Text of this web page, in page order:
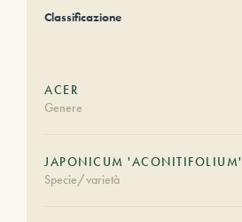
Classificazione
ACER
Genere
JAPONICUM 'ACONITIFOLIUM'
Specie/varietà